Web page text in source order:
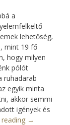
a
lehetőség,
mint 19 fő
hogy milyen
pólót
ruhadarab
egyik minta
akkor semmi
igények és
“A
→